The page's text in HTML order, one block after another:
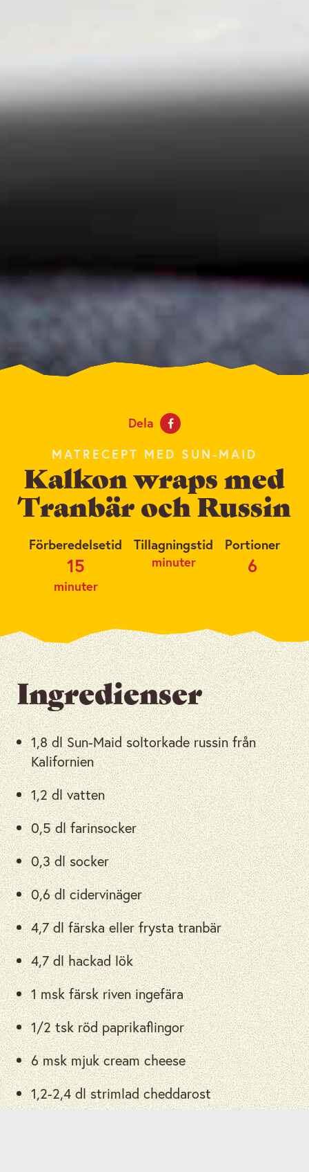
Dela
MATRECEPT MED SUN-MAID
Kalkon wraps med
Tranbär och Russin
Förberedelsetid
15
minuter
Tillagningstid
minuter
Portioner
6
Ingredienser
1,8 dl Sun-Maid soltorkade russin från
Kalifornien
1,2 dl vatten
0,5 dl farinsocker
0,3 dl socker
0,6 dl cidervinäger
4,7 dl färska eller frysta tranbär
4,7 dl hackad lök
1 msk färsk riven ingefära
1/2 tsk röd paprikaflingor
6 msk mjuk cream cheese
1,2-2,4 dl strimlad cheddarost